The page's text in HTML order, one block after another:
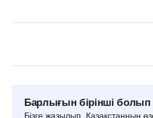
Барлығын бірінші
Бізге жазылып, Қазақстанның